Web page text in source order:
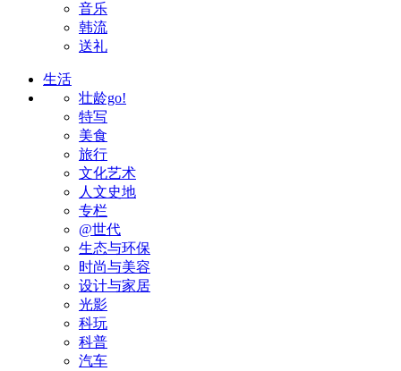
音乐
韩流
送礼
生活
壮龄go!
特写
美食
旅行
文化艺术
人文史地
专栏
@世代
生态与环保
时尚与美容
设计与家居
光影
科玩
科普
汽车